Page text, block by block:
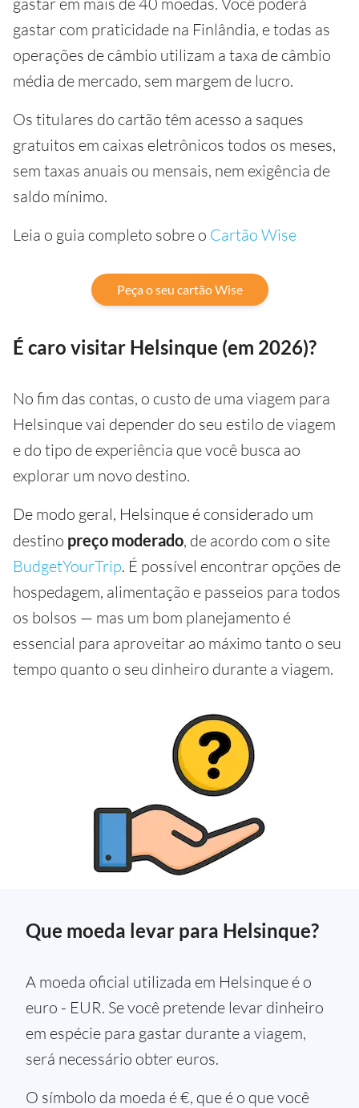
gastar com praticidade na Finlândia, e todas as
operações de câmbio utilizam a taxa de câmbio
média de mercado, sem margem de lucro.
Os titulares do cartão têm acesso a saques
gratuitos em caixas eletrônicos todos os meses,
sem taxas anuais ou mensais, nem exigência de
saldo mínimo.
Leia o guia completo sobre o Cartão Wise
Peça o seu cartão Wise
É caro visitar Helsinque (em 2026)?
No fim das contas, o custo de uma viagem para
Helsinque vai depender do seu estilo de viagem
e do tipo de experiência que você busca ao
explorar um novo destino.
De modo geral, Helsinque é considerado um
destino preço moderado, de acordo com o site
BudgetYourTrip. É possível encontrar opções de
hospedagem, alimentação e passeios para todos
os bolsos — mas um bom planejamento é
essencial para aproveitar ao máximo tanto o seu
tempo quanto o seu dinheiro durante a viagem.
Que moeda levar para Helsinque?
A moeda oficial utilizada em Helsinque é o
euro - EUR. Se você pretende levar dinheiro
em espécie para gastar durante a viagem,
será necessário obter euros.
O símbolo da moeda é €, que é o que você